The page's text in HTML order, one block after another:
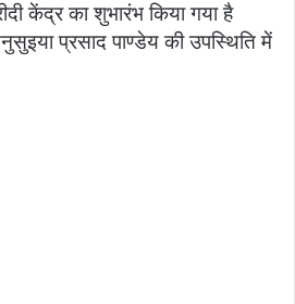
केंद्र का शुभारंभ किया गया है
प्रसाद पाण्डेय की उपस्थिति में